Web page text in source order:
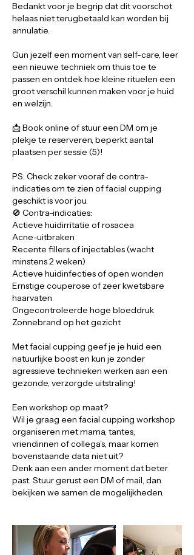
Bedankt voor je begrip dat dit voorschot
helaas niet terugbetaald kan worden bij
annulatie.
Gun jezelf een moment van self-care, leer
een nieuwe techniek om thuis toe te
passen en ontdek hoe kleine rituelen een
groot verschil kunnen maken voor je huid
en welzijn.
📩 Book online of stuur een DM om je
plekje te reserveren, beperkt aantal
plaatsen per sessie (5)!
PS: Check zeker vooraf de contra-
indicaties om te zien of facial cupping
geschikt is voor jou.
🚫 Contra-indicaties:
Actieve huidirritatie of rosacea
Acne-uitbraken
Recente fillers of injectables (wacht
minstens 2 weken)
Actieve huidinfecties of open wonden
Ernstige couperose of zeer kwetsbare
haarvaten
Ongecontroleerde hoge bloeddruk
Zonnebrand op het gezicht
Met facial cupping geef je je huid een
natuurlijke boost en kun je zonder
agressieve technieken werken aan een
gezonde, verzorgde uitstraling!
Een workshop op maat?
Wil je graag een facial cupping workshop
organiseren met mama, tantes,
vriendinnen of collega’s, maar komen
bovenstaande data niet uit?
Denk aan een ander moment dat beter
past. Stuur gerust een DM of mail, dan